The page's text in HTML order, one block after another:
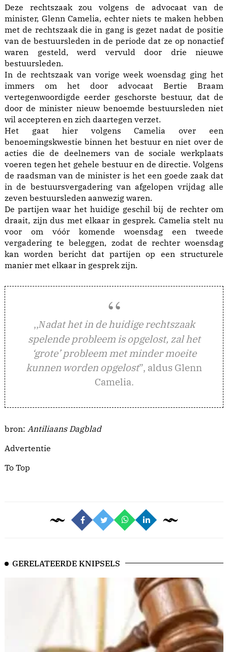
Deze rechtszaak zou volgens de advocaat van de
minister, Glenn Camelia, echter niets te maken hebben
met de rechtszaak die in gang is gezet nadat de positie
van de bestuursleden in de periode dat ze op nonactief
waren gesteld, werd vervuld door drie nieuwe
bestuursleden.
In de rechtszaak van vorige week woensdag ging het
immers om het door advocaat Bertie Braam
vertegenwoordigde eerder geschorste bestuur, dat de
door de minister nieuw benoemde bestuursleden niet
wil accepteren en zich daartegen verzet.
Het gaat hier volgens Camelia over een
benoemingskwestie binnen het bestuur en niet over de
acties die de deelnemers van de sociale werkplaats
voeren tegen het gehele bestuur en de directie. Volgens
de raadsman van de minister is het een goede zaak dat
in de bestuursvergadering van afgelopen vrijdag alle
zeven bestuursleden aanwezig waren.
De partijen waar het huidige geschil bij de rechter om
draait, zijn dus met elkaar in gesprek. Camelia stelt nu
voor om vóór komende woensdag een tweede
vergadering te beleggen, zodat de rechter woensdag
kan worden bericht dat partijen op een structurele
manier met elkaar in gesprek zijn.
,,Nadat het in de huidige rechtszaak
spelende probleem is opgelost, zal het
‘grote’ probleem met minder moeite
kunnen worden opgelost”, aldus Glenn
Camelia.
bron: Antiliaans Dagblad
Advertentie
To Top
GERELATEERDE KNIPSELS